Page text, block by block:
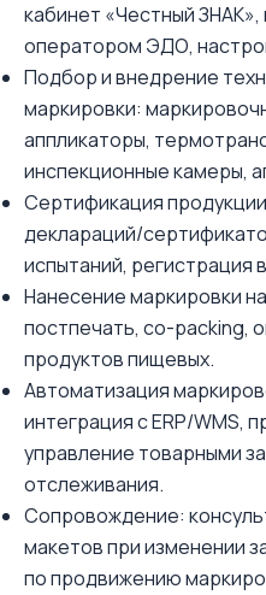
кабинет «Честный
оператором ЭДО,
Подбор и внедрение
маркировки:
аппликаторы,
инспекционные камеры,
Сертификация
деклараций/
испытаний, регистрация
Нанесение маркировки
постпечать, co-packing,
продуктов пищевых.
Автоматизация
интеграция с ERP/WMS,
управление товарными
отслеживания.
Сопровождение:
макетов при изменении
по продвижению